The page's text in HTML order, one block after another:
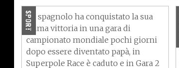
SPORT
Lo spagnolo ha conquistato la sua
prima vittoria in una gara di
campionato mondiale pochi giorni
dopo essere diventato papà, in
Superpole Race è caduto e in Gara 2